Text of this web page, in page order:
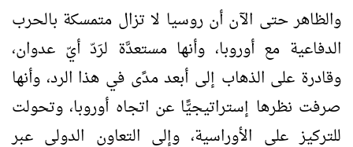
والظاهر حتى الآن أن روسيا لا تزال متمسكة بالحرب
الدفاعية مع أوروبا، وأنها مستعدَّة لرَدّ أيّ عدوان،
وقادرة على الذهاب إلى أبعد مدًى في هذا الرد، وأنها
صرفت نظرها إستراتيجيًّا عن اتجاه أوروبا، وتحولت
للتركيز على الأوراسية، وإلى التعاون الدولي عبر